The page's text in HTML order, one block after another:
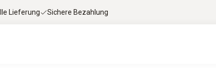
Lieferung Sichere Bezahlung